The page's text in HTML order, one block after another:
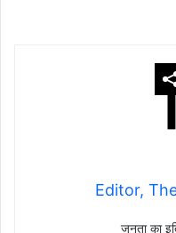
Editor,
जनता का